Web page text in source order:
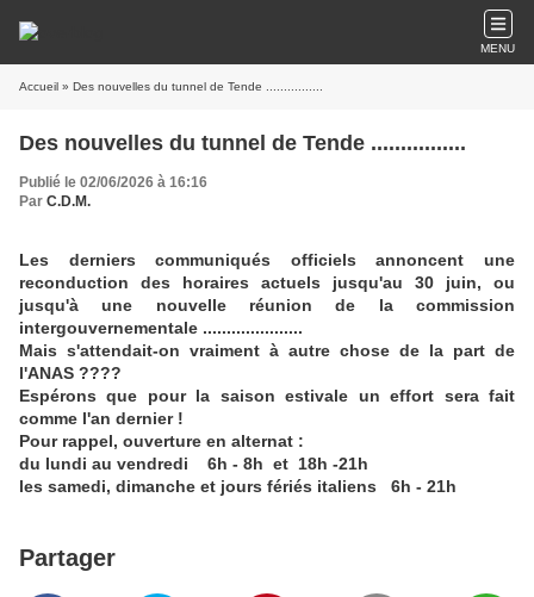
MENU
Accueil » Des nouvelles du tunnel de Tende ................
Des nouvelles du tunnel de Tende ................
Publié le 02/06/2026 à 16:16
Par C.D.M.
Les derniers communiqués officiels annoncent une
reconduction des horaires actuels jusqu'au 30 juin, ou
jusqu'à une nouvelle réunion de la commission
intergouvernementale .....................
Mais s'attendait-on vraiment à autre chose de la part de
l'ANAS ????
Espérons que pour la saison estivale un effort sera fait
comme l'an dernier !
Pour rappel, ouverture en alternat :
du lundi au vendredi 6h - 8h et 18h -21h
les samedi, dimanche et jours fériés italiens 6h - 21h
Partager